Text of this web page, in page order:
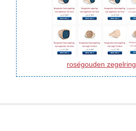
roségouden zegelring